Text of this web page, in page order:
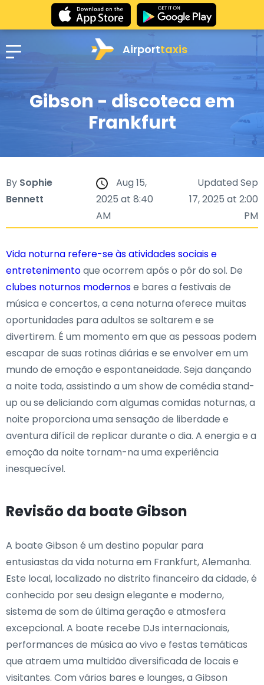
Airporttaxis
Gibson - discoteca em
Frankfurt
By Sophie
Bennett
Aug 15,
2025 at 8:40
AM
Updated Sep
17, 2025 at 2:00
PM
Vida noturna refere-se às atividades sociais e
entretenimentoque ocorrem após o pôr do sol. De
clubes noturnos modernose bares a festivais de
música e concertos, a cena noturna oferece muitas
oportunidades para adultos se soltarem e se
divertirem. É um momento em que as pessoas podem
escapar de suas rotinas diárias e se envolver em um
mundo de emoção e espontaneidade. Seja dançando
a noite toda, assistindo a um show de comédia stand-
up ou se deliciando com algumas comidas noturnas, a
noite proporciona uma sensação de liberdade e
aventura difícil de replicar durante o dia. A energia e a
emoção da noite tornam-na uma experiência
inesquecível.
Revisão da boate Gibson
A boate Gibson é um destino popular para
entusiastas da vida noturna em Frankfurt, Alemanha.
Este local, localizado no distrito financeiro da cidade, é
conhecido por seu design elegante e moderno,
sistema de som de última geração e atmosfera
excepcional. A boate recebe DJs internacionais,
performances de música ao vivo e festas temáticas
que atraem uma multidão diversificada de locais e
visitantes. Com vários bares e lounges, a Gibson